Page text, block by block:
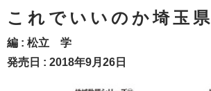
これでいいのか埼玉県
編 : 松立 学
発売日 : 2018年9月26日